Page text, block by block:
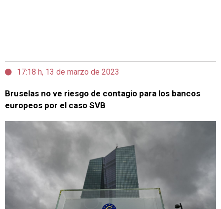
17:18 h, 13 de marzo de 2023
Bruselas no ve riesgo de contagio para los bancos
europeos por el caso SVB